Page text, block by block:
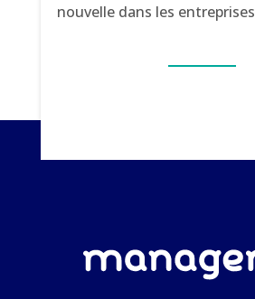
nouvelle dans les